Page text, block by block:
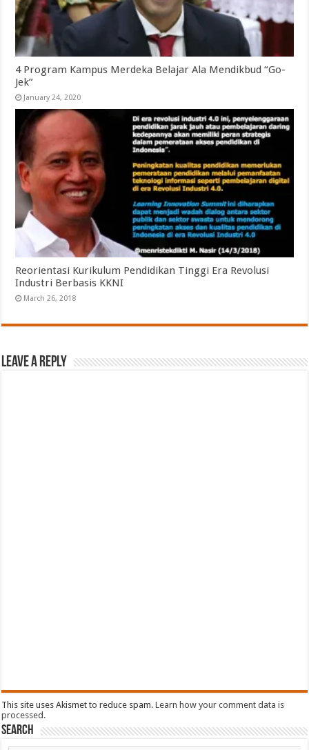
4 Program Kampus Merdeka Belajar Ala Mendikbud “Go-
Jek”
January 24, 2020
Reorientasi Kurikulum Pendidikan Tinggi Era Revolusi
Industri Berbasis KKNI
March 26, 2018
Leave a Reply
This site uses Akismet to reduce spam.Learn how your comment data is
processed.
Search